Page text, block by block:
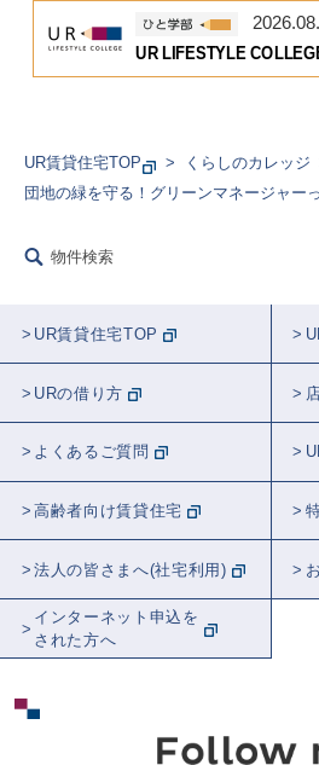
UR LIFESTYLE
UR賃貸住宅TOP くらしのカレッジ
団地の緑を守る！グリーンマネージャー
物件検索
UR賃貸住宅TOP
URの借り方
よくあるご質問
高齢者向け賃貸住宅
法人の皆さまへ(社宅利用)
インターネット申込を
された方へ